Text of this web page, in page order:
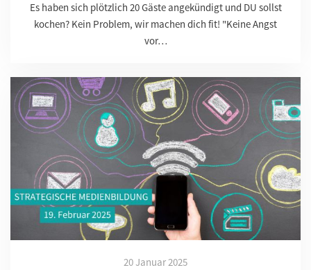
Es haben sich plötzlich 20 Gäste angekündigt und DU sollst
kochen? Kein Problem, wir machen dich fit! "Keine Angst
vor…
20 Januar 2025